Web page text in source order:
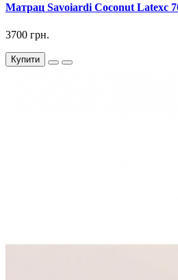
Матрац Savoiardi Coconut Latexс
3700 грн.
Купити